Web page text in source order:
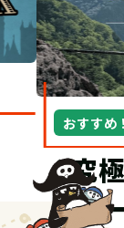
おすすめ！
“究極
ーバー